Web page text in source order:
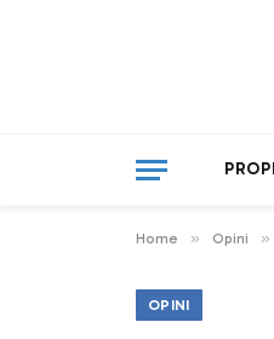
Home » Opini »
OPINI